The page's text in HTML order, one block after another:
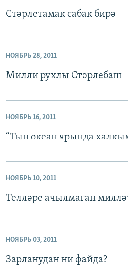
Стәрлетамак сабак бирә
НОЯБРЬ 28, 2011
Милли рухлы Стәрлебаш
НОЯБРЬ 16, 2011
“Тын океан ярында
НОЯБРЬ 10, 2011
Телләре ачылмаган
НОЯБРЬ 03, 2011
Зарланудан ни файда?